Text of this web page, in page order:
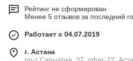
Рейтинг не сформирован
Менее 5 отзывов за последний
Работает с 04.07.2019
г. Астана